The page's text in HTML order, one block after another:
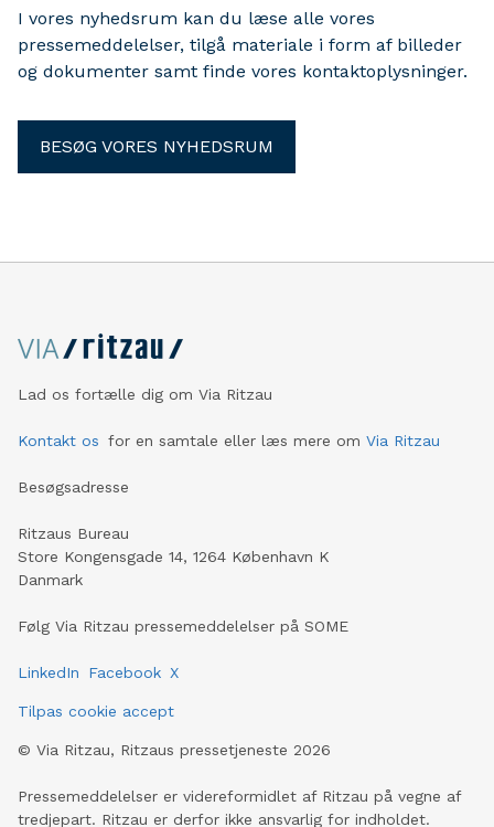
I vores nyhedsrum kan du læse alle vores
pressemeddelelser, tilgå materiale i form af billeder
og dokumenter samt finde vores kontaktoplysninger.
BESØG VORES NYHEDSRUM
Lad os fortælle dig om Via Ritzau
Kontakt os for en samtale eller læs mere om Via Ritzau
Besøgsadresse
Ritzaus Bureau
Store Kongensgade 14, 1264 København K
Danmark
Følg Via Ritzau pressemeddelelser på SOME
LinkedIn Facebook X
Tilpas cookie accept
© Via Ritzau, Ritzaus pressetjeneste 2026
Pressemeddelelser er videreformidlet af Ritzau på vegne af
tredjepart. Ritzau er derfor ikke ansvarlig for indholdet.